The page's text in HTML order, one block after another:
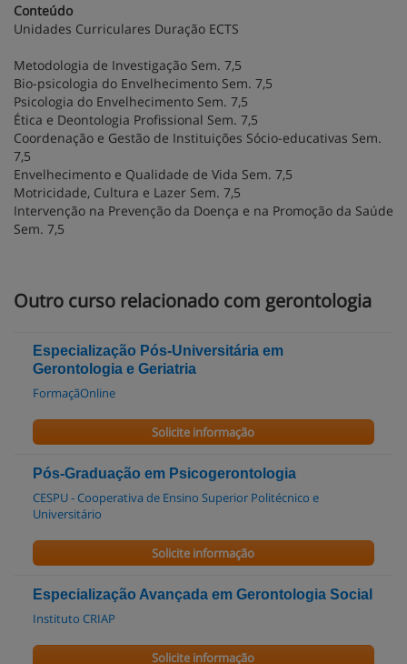
Conteúdo
Unidades Curriculares Duração ECTS
Metodologia de Investigação Sem. 7,5
Bio-psicologia do Envelhecimento Sem. 7,5
Psicologia do Envelhecimento Sem. 7,5
Ética e Deontologia Profissional Sem. 7,5
Coordenação e Gestão de Instituições Sócio-educativas Sem.
7,5
Envelhecimento e Qualidade de Vida Sem. 7,5
Motricidade, Cultura e Lazer Sem. 7,5
Intervenção na Prevenção da Doença e na Promoção da Saúde
Sem. 7,5
Outro curso relacionado com gerontologia
Especialização Pós-Universitária em
Gerontologia e Geriatria
FormaçãOnline
Solicite informação
Pós-Graduação em Psicogerontologia
CESPU - Cooperativa de Ensino Superior Politécnico e
Universitário
Solicite informação
Especialização Avançada em Gerontologia Social
Instituto CRIAP
Solicite informação